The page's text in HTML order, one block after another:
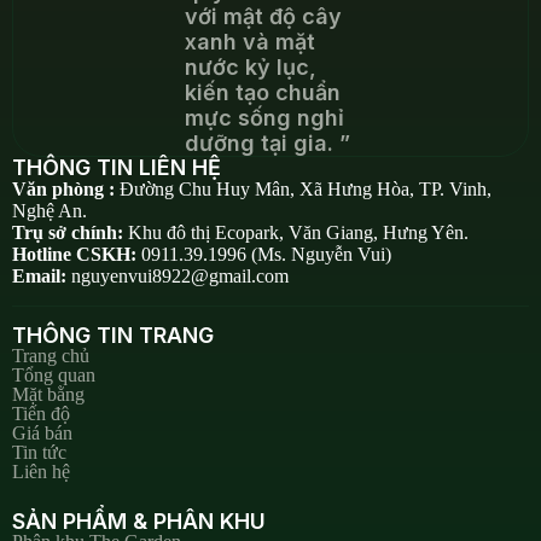
với mật độ cây
xanh và mặt
nước kỷ lục,
kiến tạo chuẩn
mực sống nghỉ
dưỡng tại gia. ”
THÔNG TIN LIÊN HỆ
Văn phòng : Đường Chu Huy Mân, Xã Hưng Hòa, TP. Vinh,
Nghệ An.
Trụ sở chính: Khu đô thị Ecopark, Văn Giang, Hưng Yên.
Hotline CSKH: 0911.39.1996 (Ms. Nguyễn Vui)
Email: nguyenvui8922@gmail.com
THÔNG TIN TRANG
Trang chủ
Tổng quan
Mặt bằng
Tiến độ
Giá bán
Tin tức
Liên hệ
SẢN PHẨM & PHÂN KHU